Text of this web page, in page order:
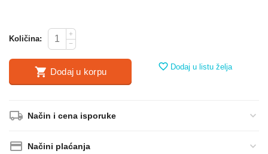
Količina:
+
−
Dodaj u korpu Dodaj u listu želja
Način i cena isporuke
Načini plaćanja